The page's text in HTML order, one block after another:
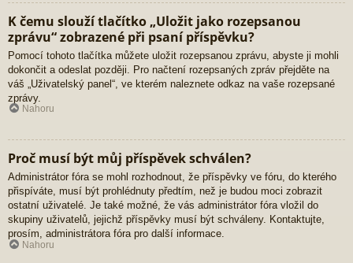
K čemu slouží tlačítko „Uložit jako rozepsanou
zprávu“ zobrazené při psaní příspěvku?
Pomocí tohoto tlačítka můžete uložit rozepsanou zprávu, abyste ji mohli
dokončit a odeslat později. Pro načtení rozepsaných zpráv přejděte na
váš „Uživatelský panel“, ve kterém naleznete odkaz na vaše rozepsané
zprávy.
Nahoru
Proč musí být můj příspěvek schválen?
Administrátor fóra se mohl rozhodnout, že příspěvky ve fóru, do kterého
přispíváte, musí být prohlédnuty předtím, než je budou moci zobrazit
ostatní uživatelé. Je také možné, že vás administrátor fóra vložil do
skupiny uživatelů, jejichž příspěvky musí být schváleny. Kontaktujte,
prosím, administrátora fóra pro další informace.
Nahoru